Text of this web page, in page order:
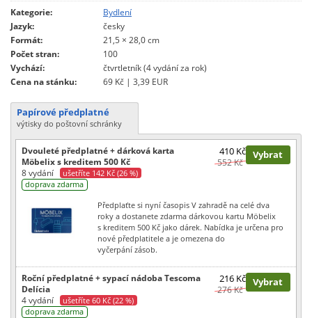
Kategorie:
Bydlení
Jazyk:
česky
Formát:
21,5 × 28,0 cm
Počet stran:
100
Vychází:
čtvrtletník (4 vydání za rok)
Cena na stánku:
69 Kč | 3,39 EUR
Papírové předplatné
výtisky do poštovní schránky
Dvouleté předplatné + dárková karta
Möbelix s kreditem 500 Kč
8 vydání
ušetříte 142 Kč (26 %)
doprava zdarma
410 Kč
552 Kč
Vybrat
Předplaťte si nyní časopis V zahradě na celé dva
roky a dostanete zdarma dárkovou kartu Möbelix
s kreditem 500 Kč jako dárek. Nabídka je určena pro
nové předplatitele a je omezena do
vyčerpání zásob.
Roční předplatné + sypací nádoba Tescoma
Delícia
4 vydání
ušetříte 60 Kč (22 %)
doprava zdarma
216 Kč
276 Kč
Vybrat